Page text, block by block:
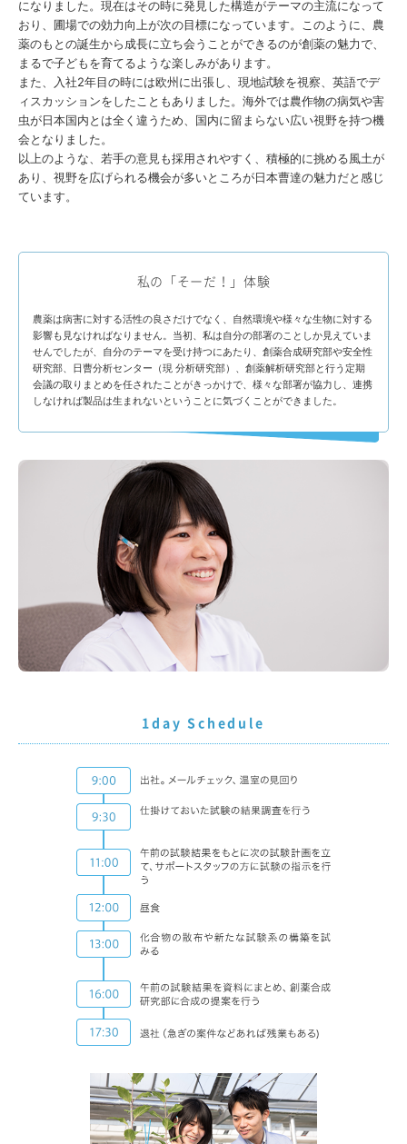
になりました。現在はその時に発見した構造がテーマの主流になって
おり、圃場での効力向上が次の目標になっています。このように、農
薬のもとの誕生から成長に立ち会うことができるのが創薬の魅力で、
まるで子どもを育てるような楽しみがあります。
また、入社2年目の時には欧州に出張し、現地試験を視察、英語でデ
ィスカッションをしたこともありました。海外では農作物の病気や害
虫が日本国内とは全く違うため、国内に留まらない広い視野を持つ機
会となりました。
以上のような、若手の意見も採用されやすく、積極的に挑める風土が
あり、視野を広げられる機会が多いところが日本曹達の魅力だと感じ
ています。
私の「そーだ！」体験
農薬は病害に対する活性の良さだけでなく、自然環境や様々な生物に対する
影響も見なければなりません。当初、私は自分の部署のことしか見えていま
せんでしたが、自分のテーマを受け持つにあたり、創薬合成研究部や安全性
研究部、日曹分析センター（現 分析研究部）、創薬解析研究部と行う定期
会議の取りまとめを任されたことがきっかけで、様々な部署が協力し、連携
しなければ製品は生まれないということに気づくことができました。
1day Schedule